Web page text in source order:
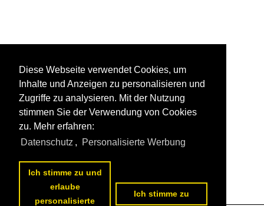
Diese Webseite verwendet Cookies, um
Inhalte und Anzeigen zu personalisieren und
Zugriffe zu analysieren. Mit der Nutzung
stimmen Sie der Verwendung von Cookies
zu. Mehr erfahren:
Datenschutz , Personalisierte Werbung
Ich stimme zu und
erlaube
personalisierte
Ich stimme zu